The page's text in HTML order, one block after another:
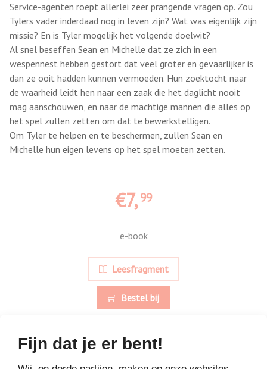
Fijn dat je er bent!
Service-agenten roept allerlei zeer prangende vragen op. Zou
Tylers vader inderdaad nog in leven zijn? Wat was eigenlijk zijn
missie? En is Tyler mogelijk het volgende doelwit?
Al snel beseffen Sean en Michelle dat ze zich in een
wespennest hebben gestort dat veel groter en gevaarlijker is
dan ze ooit hadden kunnen vermoeden. Hun zoektocht naar
de waarheid leidt hen naar een zaak die het daglicht nooit
mag aanschouwen, en naar de machtige mannen die alles op
het spel zullen zetten om dat te bewerkstelligen.
Om Tyler te helpen en te beschermen, zullen Sean en
Michelle hun eigen levens op het spel moeten zetten.
€7,99
e-book
Leesfragment
Bestel bij